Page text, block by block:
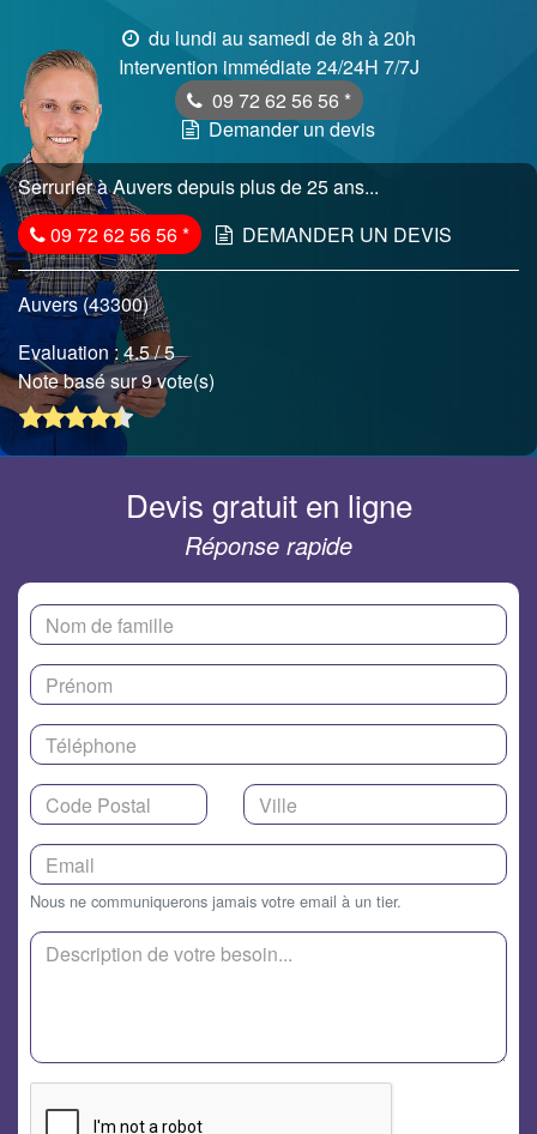
du lundi au samedi de 8h à 20h
Intervention immédiate 24/24H 7/7J
09 72 62 56 56 *
Demander un devis
Serrurier à Auvers depuis plus de 25 ans...
09 72 62 56 56* DEMANDER UN DEVIS
Auvers (43300)
Evaluation :4.5/ 5
Note basé sur 9 vote(s)
Devis gratuit en ligne
Réponse rapide
Nous ne communiquerons jamais votre email à un tier.